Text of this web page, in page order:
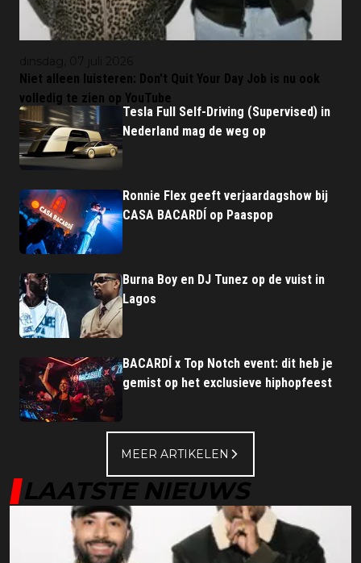
Niet alleen luisteren: Don't Quit Your Day Job is nu ook
volledig te zien op YouTube
Tesla Full Self-Driving (Supervised) in
Nederland mag de weg op
Ronnie Flex geeft verjaardagshow bij
CASA BACARDÍ op Paaspop
Burna Boy en DJ Tunez op de vuist in
Lagos
BACARDÍ x Top Notch event: dit heb je
gemist op het exclusieve hiphopfeest
MEER ARTIKELEN
LAATSTE NIEUWS